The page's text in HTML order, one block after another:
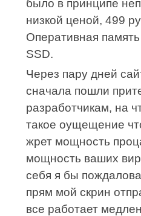
было в принципе
низкой ценой, 499
Оперативная
SSD.
Через пару дней
сначала пошли
разработчикам, на
такое оущещение
жрет мощность
мощность ваших
себя я бы
прям мой скрин
все работает